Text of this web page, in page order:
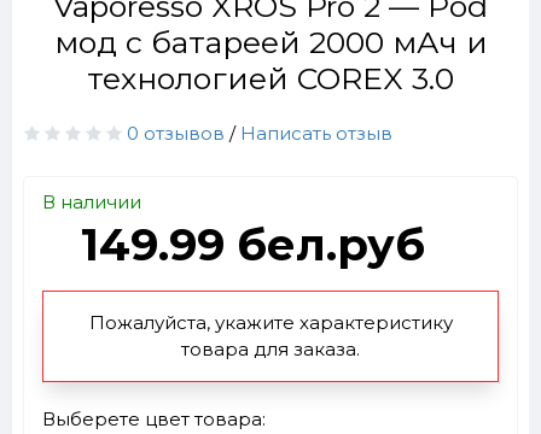
мод с батареей 2000 мАч и
технологией COREX 3.0
0 отзывов / Написать отзыв
В наличии
149.99 бел.руб
Пожалуйста, укажите характеристику
товара для заказа.
Выберете цвет товара: